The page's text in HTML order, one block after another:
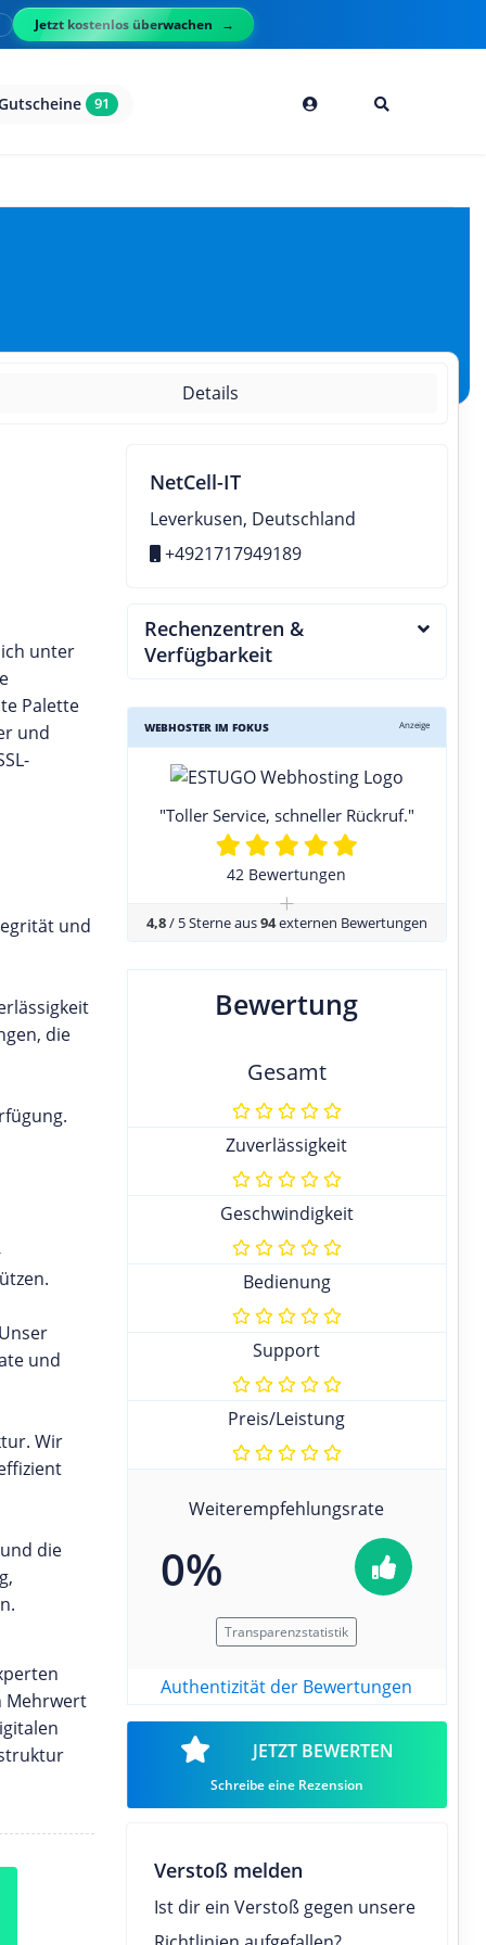
Jetzt kostenlos überwachen
91
Details
unter
Palette
und
und
die
und
Wir
die
Mehrwert
NetCell-IT
Leverkusen, Deutschland
+4921717949189
Rechenzentren &
Verfügbarkeit
WEBHOSTER IM FOKUS Anzeige
"Toller Service, schneller Rückruf."
42 Bewertungen
+
4,8/ 5 Sterne aus94externen Bewertungen
Bewertung
Gesamt
Zuverlässigkeit
Geschwindigkeit
Bedienung
Support
Preis/Leistung
Weiterempfehlungsrate
0%
Transparenzstatistik
Authentizität der Bewertungen
JETZT BEWERTEN
Schreibe eine Rezension
Verstoß melden
Ist dir ein Verstoß gegen unsere